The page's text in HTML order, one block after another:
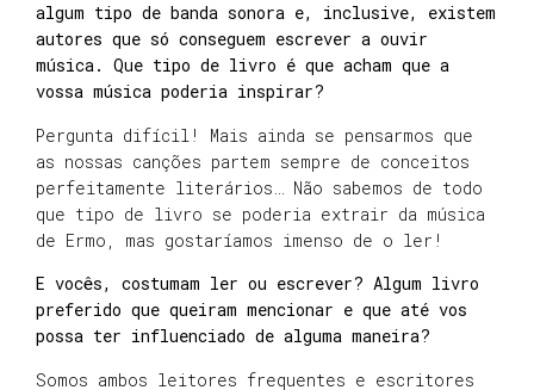
algum tipo de banda sonora e, inclusive, existem
autores que só conseguem escrever a ouvir
música. Que tipo de livro é que acham que a
vossa música poderia inspirar?
Pergunta difícil! Mais ainda se pensarmos que
as nossas canções partem sempre de conceitos
perfeitamente literários… Não sabemos de todo
que tipo de livro se poderia extrair da música
de Ermo, mas gostaríamos imenso de o ler!
E vocês, costumam ler ou escrever? Algum livro
preferido que queiram mencionar e que até vos
possa ter influenciado de alguma maneira?
Somos ambos leitores frequentes e escritores